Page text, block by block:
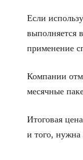
Если
выполняется
применение
Компании
месячные
Итоговая
и того, нужна